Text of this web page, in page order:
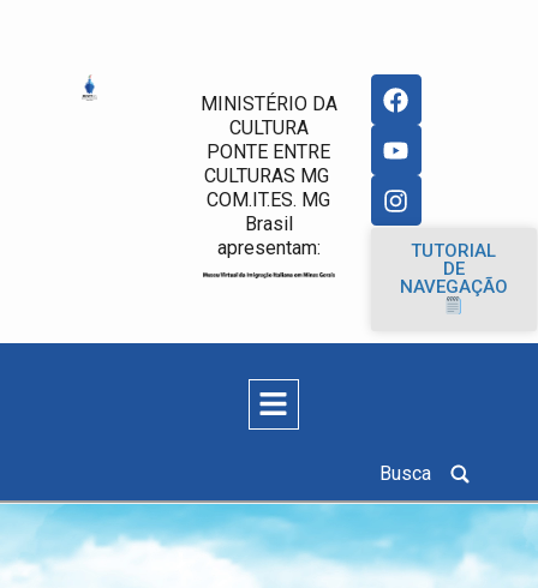
MINISTÉRIO DA
CULTURA
PONTE ENTRE
CULTURAS MG
COM.IT.ES. MG
Brasil
apresentam:
TUTORIAL
DE
NAVEGAÇÃO
Busca